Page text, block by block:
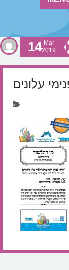
14 Mar
2019